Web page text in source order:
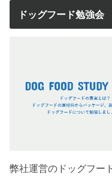
ドッグフード勉強会
弊社運営のドッグフー